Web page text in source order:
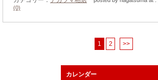
(0)
1 2 >>
カレンダー